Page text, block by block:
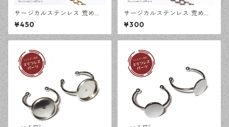
サージカルステンレス 荒め小
豆チェーン 4×3ｍｍ ゴールド
50cm アジャスターチェーン
アレルギー対応 ハンドメイド
¥450
サージカルステンレス 荒め小
豆チェーン 4×3ｍｍ シルバー
50cm アジャスターチェーン
アレルギー対応 ハンドメイド
¥300